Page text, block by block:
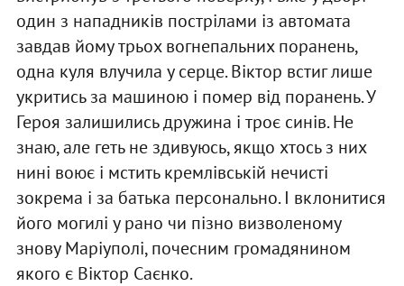
один з нападників пострілами із автомата
завдав йому трьох вогнепальних поранень,
одна куля влучила у серце. Віктор встиг лише
укритись за машиною і помер від поранень. У
Героя залишились дружина і троє синів. Не
знаю, але геть не здивуюсь, якщо хтось з них
нині воює і мстить кремлівській нечисті
зокрема і за батька персонально. І вклонитися
його могилі у рано чи пізно визволеному
знову Маріуполі, почесним громадянином
якого є Віктор Саєнко.